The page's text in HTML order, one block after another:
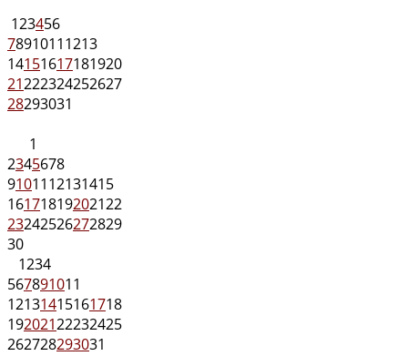
123456
78910111213
14151617181920
21222324252627
28293031
1
2345678
9101112131415
16171819202122
23242526272829
30
1234
567891011
12131415161718
19202122232425
262728293031